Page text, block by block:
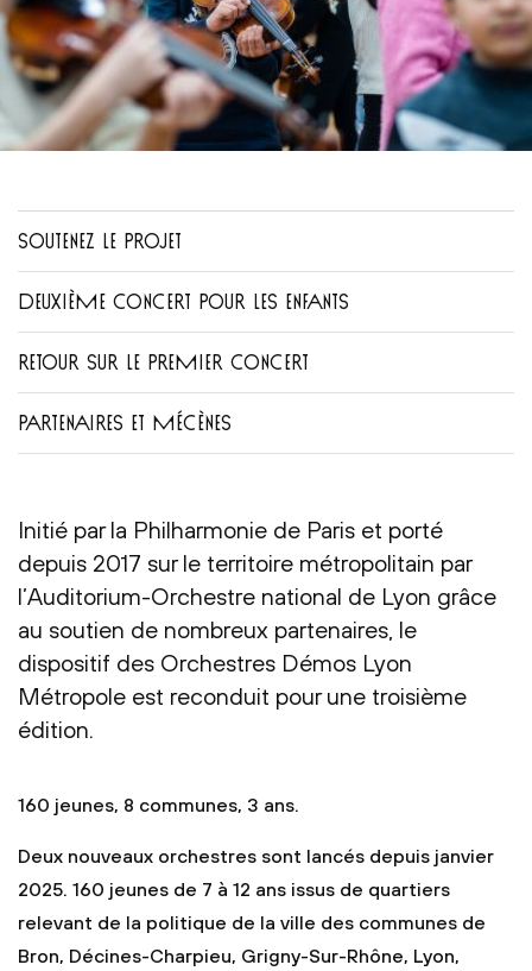
SOUTENEZ LE PROJET
DEUXIÈME CONCERT POUR LES ENFANTS
RETOUR SUR LE PREMIER CONCERT
PARTENAIRES ET MÉCÈNES
Initié par la Philharmonie de Paris et porté
depuis 2017 sur le territoire métropolitain par
l’Auditorium-Orchestre national de Lyon grâce
au soutien de nombreux partenaires, le
dispositif des Orchestres Démos Lyon
Métropole est reconduit pour une troisième
édition.
160 jeunes, 8 communes, 3 ans.
Deux nouveaux orchestres sont lancés depuis janvier
2025. 160 jeunes de 7 à 12 ans issus de quartiers
relevant de la politique de la ville des communes de
Bron, Décines-Charpieu, Grigny-Sur-Rhône, Lyon,